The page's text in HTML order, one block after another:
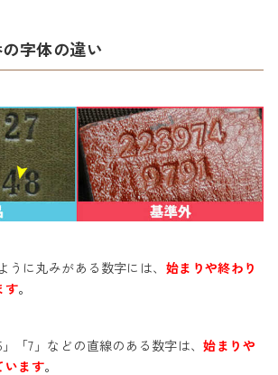
字体の違い
うに丸みがある数字には、 始まりや終わり
す。
」「7」などの直線のある数字は、始まりや
います。